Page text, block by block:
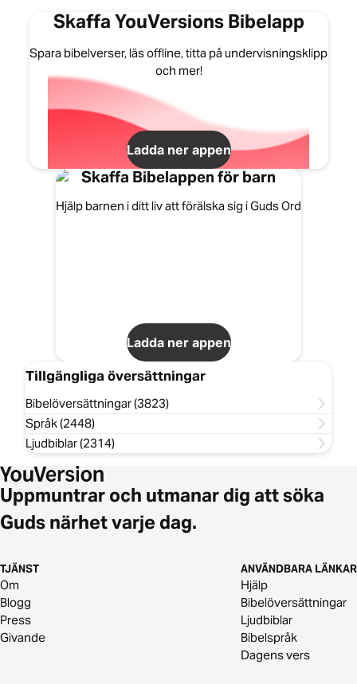
Skaffa YouVersions Bibelapp
Spara bibelverser, läs offline, titta på undervisningsklipp
och mer!
Ladda ner appen
Skaffa Bibelappen för barn
Hjälp barnen i ditt liv att förälska sig i Guds Ord
Ladda ner appen
Tillgängliga översättningar
Bibelöversättningar (3823)
Språk (2448)
Ljudbiblar (2314)
Uppmuntrar och utmanar dig att söka
Guds närhet varje dag.
TJÄNST
Om
Blogg
Press
Givande
ANVÄNDBARA LÄNKAR
Hjälp
Bibelöversättningar
Ljudbiblar
Bibelspråk
Dagens vers